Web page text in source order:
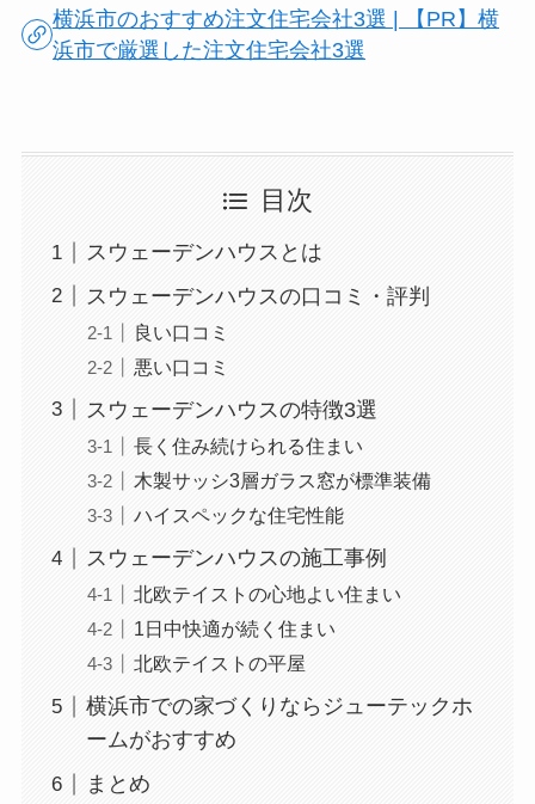
横浜市のおすすめ注文住宅会社3選 | 【PR】横
浜市で厳選した注文住宅会社3選
目次
スウェーデンハウスとは
スウェーデンハウスの口コミ・評判
良い口コミ
悪い口コミ
スウェーデンハウスの特徴3選
長く住み続けられる住まい
木製サッシ3層ガラス窓が標準装備
ハイスペックな住宅性能
スウェーデンハウスの施工事例
北欧テイストの心地よい住まい
1日中快適が続く住まい
北欧テイストの平屋
横浜市での家づくりならジューテックホ
ームがおすすめ
まとめ